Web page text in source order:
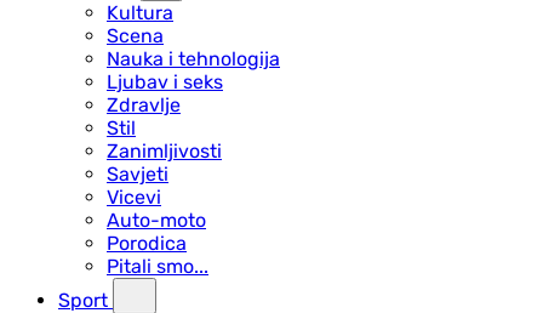
Kultura
Scena
Nauka i tehnologija
Ljubav i seks
Zdravlje
Stil
Zanimljivosti
Savjeti
Vicevi
Auto-moto
Porodica
Pitali smo...
Sport